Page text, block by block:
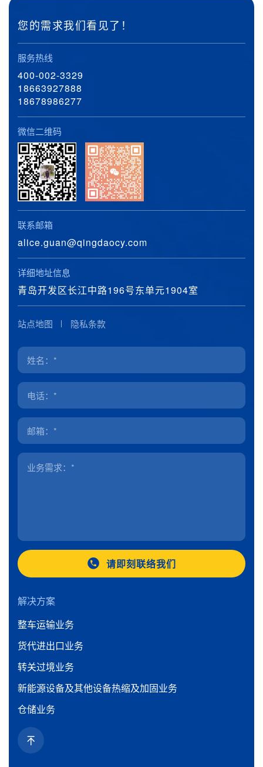
您的需求我们看见了！
服务热线
400-002-3329
18663927888
18678986277
微信二维码
联系邮箱
alice.guan@qingdaocy.com
详细地址信息
青岛开发区长江中路196号东单元1904室
站点地图 隐私条款
请即刻联络我们
解决方案
整车运输业务
货代进出口业务
转关过境业务
新能源设备及其他设备热缩及加固业务
仓储业务